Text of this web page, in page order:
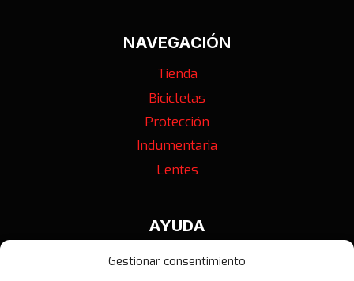
Gestionar consentimiento
NAVEGACIÓN
Tienda
Bicicletas
Protección
Indumentaria
Lentes
AYUDA
Contáctanos